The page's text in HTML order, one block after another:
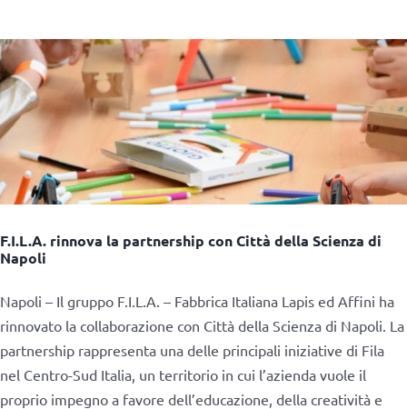
F.I.L.A. rinnova la partnership con Città della Scienza di
Napoli
Napoli – Il gruppo F.I.L.A. – Fabbrica Italiana Lapis ed Affini ha
rinnovato la collaborazione con Città della Scienza di Napoli. La
partnership rappresenta una delle principali iniziative di Fila
nel Centro-Sud Italia, un territorio in cui l’azienda vuole il
proprio impegno a favore dell’educazione, della creatività e